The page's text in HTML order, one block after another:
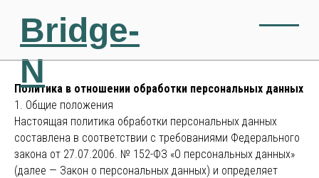
Bridge-
N
Политика в отношении обработки персональных данных
1. Общие положения
Настоящая политика обработки персональных данных
составлена в соответствии с требованиями Федерального
закона от 27.07.2006. № 152-ФЗ «О персональных данных»
(далее — Закон о персональных данных) и определяет